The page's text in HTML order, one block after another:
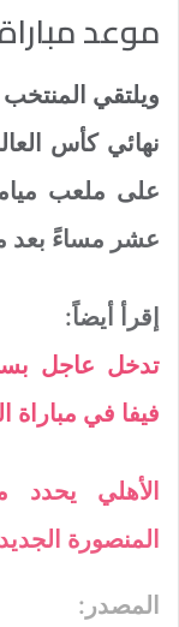
موعد مباراة
ويلتقي
على ملعب
عشر مساءً بعد
إقرأ أيضاً:
تدخل عاجل
فيفا في مباراة
الأهلي
المنصورة
المصدر: